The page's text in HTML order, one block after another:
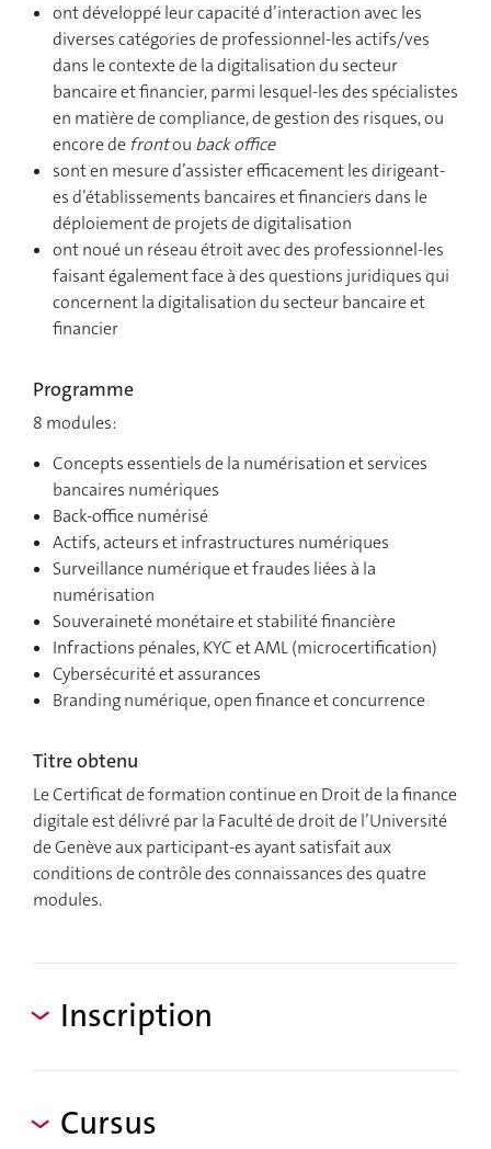
ont développé leur capacité d’interaction avec les
diverses catégories de professionnel-les actifs/ves
dans le contexte de la digitalisation du secteur
bancaire et financier, parmi lesquel-les des spécialistes
en matière de compliance, de gestion des risques, ou
encore de frontou back office
sont en mesure d’assister efficacement les dirigeant-
es d’établissements bancaires et financiers dans le
déploiement de projets de digitalisation
ont noué un réseau étroit avec des professionnel-les
faisant également face à des questions juridiques qui
concernent la digitalisation du secteur bancaire et
financier
Programme
8 modules:
Concepts essentiels de la numérisation et services
bancaires numériques
Back-office numérisé
Actifs, acteurs et infrastructures numériques
Surveillance numérique et fraudes liées à la
numérisation
Souveraineté monétaire et stabilité financière
Infractions pénales, KYC et AML (microcertification)
Cybersécurité et assurances
Branding numérique, open finance et concurrence
Titre obtenu
Le Certificat de formation continue en Droit de la finance
digitale est délivré par la Faculté de droit de l’Université
de Genève aux participant-es ayant satisfait aux
conditions de contrôle des connaissances des quatre
modules.
Inscription
Cursus